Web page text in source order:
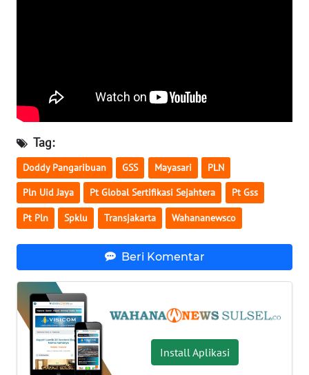
Tag:
Doddy Pangaribuan GSS Mayasari PLN
Pln Uid Jaya Pt Global Sertifikasi Sejahtera Pt Gss
Pt Pln Spklu Transjakarta Wahananewsco
Beri Komentar
Install Aplikasi
JOGJA
JATIM
WN
BALI
WN
KALTENG
WN
KALTARA